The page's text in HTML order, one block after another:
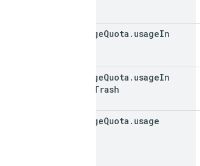
storageQuota . usageIn
storageQuota . usageIn
Trash
storageQuota . usage